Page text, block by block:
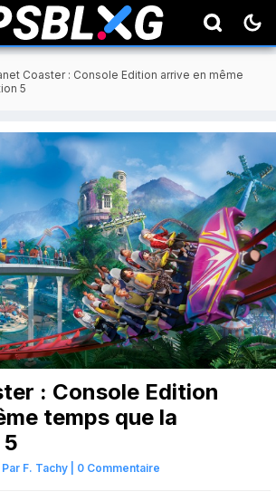
Coaster : Console Edition arrive en même
5
: Console Edition
temps que la
Par F. Tachy 0 Commentaire